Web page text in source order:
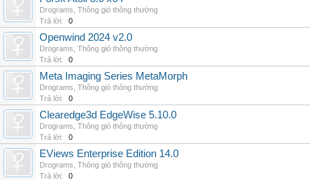
Drograms Thông gió thông thường
Trả lời:
0
Openwind 2024 v2.0
Drograms Thông gió thông thường
Trả lời:
0
Meta Imaging Series MetaMorph
Drograms Thông gió thông thường
Trả lời:
0
Clearedge3d EdgeWise 5.10.0
Drograms Thông gió thông thường
Trả lời:
0
EViews Enterprise Edition 14.0
Drograms Thông gió thông thường
Trả lời:
0